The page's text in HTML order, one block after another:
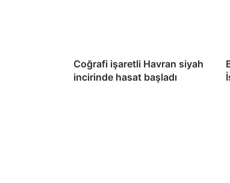
Coğrafi işaretli Havran siyah
incirinde hasat başladı